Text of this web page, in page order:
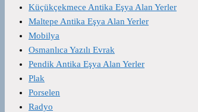
Küçükçekmece Antika Eşya Alan Yerler
Maltepe Antika Eşya Alan Yerler
Mobilya
Osmanlıca Yazılı Evrak
Pendik Antika Eşya Alan Yerler
Plak
Porselen
Radyo